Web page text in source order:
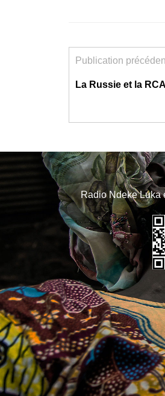
Publication
La Russie et la
Radio Ndeke Luka